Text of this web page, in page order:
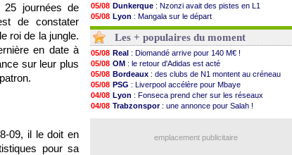
journées de
de constater
roi de la jungle.
en date à
sur leur plus
09, il le doit en
pour sa
05/08 Dunkerque : Nzonzi avait des pistes en L1
05/08 Lyon : Mangala sur le départ
05/08 Amical: Arsenal s'incline face au Real Betis
05/08
Amical : lourde défaite pour le PSG
05/08 Man City: Maresca flou pour Reijnders
05/08 LdC : Fenerbahçe prend une belle option
05/08 Al-Diriyah: Mbemba arrive libre (officiel)
05/08 Atletico: le plan d'Alvarez à son retour
05/08 Amical: premier succès pour Brest
05/08 VIDEO: le joli but de Greenwood avec le Fener !
05/08 CdM 2030: une promesse d'Infantino au Maroc ...
: une nouvelle offre pour Vinicius
Les + populaires du moment
05/08 Real : Diomandé arrive pour 140 M€ !
05/08 OM : le retour d'Adidas est acté
05/08 Bordeaux : des clubs de N1 montent au créneau
05/08 PSG : Liverpool accélère pour Mbaye
04/08 Lyon : Fonseca prend cher sur les réseaux
04/08 Trabzonspor : une annonce pour Salah !
emplacement publicitaire